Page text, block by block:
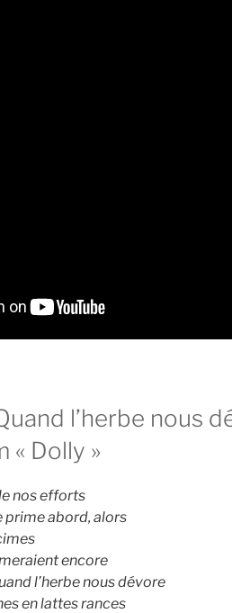
l’herbe nous
« Dolly »
nos efforts
prime abord, alors
encore
l’herbe nous dévore
en lattes rances